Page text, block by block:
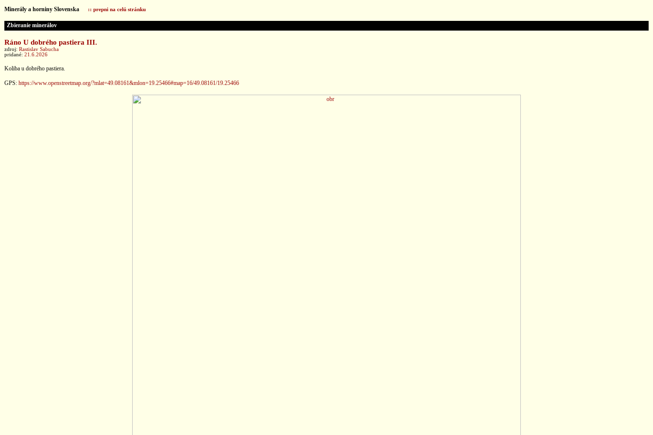
Minerály a horniny Slovenska :: prepni na celú stránku
Zbieranie minerálov
Ráno U dobrého pastiera III.
zdroj: Rastislav Sabucha
pridané: 21.6.2026
Koliba u dobrého pastiera.
GPS: https://www.openstreetmap.org/?mlat=49.08161&mlon=19.25466#map=16/49.08161/19.25466